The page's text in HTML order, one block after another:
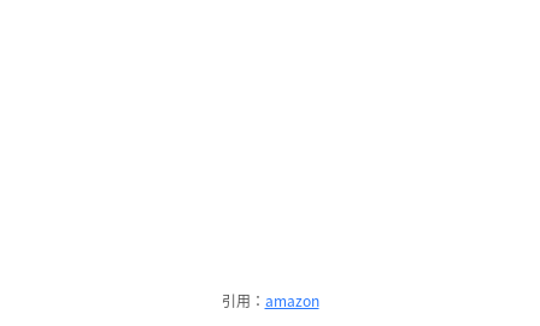
引用： amazon